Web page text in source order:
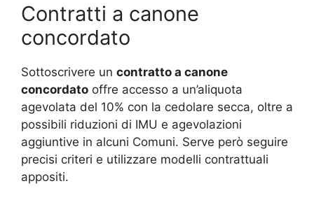
Contratti a canone
concordato
Sottoscrivere un contratto a canone
concordato offre accesso a un’aliquota
agevolata del 10% con la cedolare secca, oltre a
possibili riduzioni di IMU e agevolazioni
aggiuntive in alcuni Comuni. Serve però seguire
precisi criteri e utilizzare modelli contrattuali
appositi.